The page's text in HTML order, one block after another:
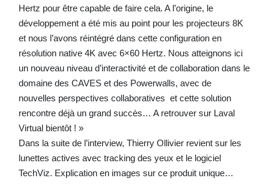
Hertz pour être capable de faire cela. A l’origine, le
développement a été mis au point pour les projecteurs 8K
et nous l’avons réintégré dans cette configuration en
résolution native 4K avec 6×60 Hertz. Nous atteignons ici
un nouveau niveau d’interactivité et de collaboration dans le
domaine des CAVES et des Powerwalls, avec de
nouvelles perspectives collaboratives et cette solution
rencontre déjà un grand succès… A retrouver sur Laval
Virtual bientôt ! »
Dans la suite de l’interview, Thierry Ollivier revient sur les
lunettes actives avec tracking des yeux et le logiciel
TechViz. Explication en images sur ce produit unique…